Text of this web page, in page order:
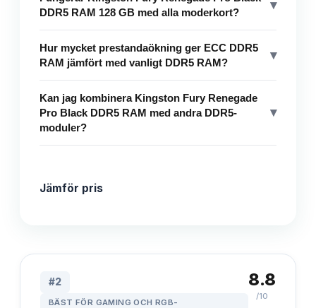
DDR5 RAM 128 GB med alla moderkort?
▾
Hur mycket prestandaökning ger ECC DDR5
RAM jämfört med vanligt DDR5 RAM?
▾
Kan jag kombinera Kingston Fury Renegade
Pro Black DDR5 RAM med andra DDR5-
moduler?
▾
Jämför pris
#2
BÄST FÖR GAMING OCH RGB-
8.8
/10